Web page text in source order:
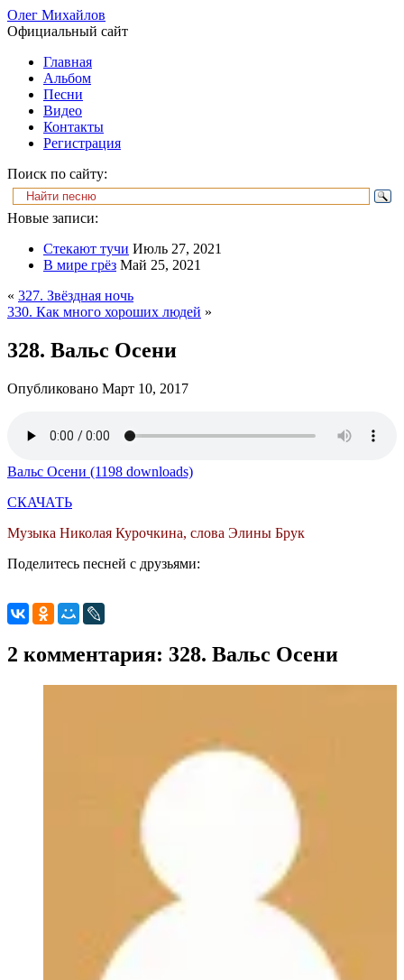
Олег Михайлов
Официальный сайт
Главная
Альбом
Песни
Видео
Контакты
Регистрация
Поиск по сайту:
Новые записи:
Стекают тучи Июль 27, 2021
В мире грёз Май 25, 2021
« 327. Звёздная ночь
330. Как много хороших людей »
328. Вальс Осени
Опубликовано Март 10, 2017
Вальс Осени (1198 downloads)
СКАЧАТЬ
Музыка Николая Курочкина, слова Элины Брук
Поделитесь песней с друзьями:
2 комментария: 328. Вальс Осени